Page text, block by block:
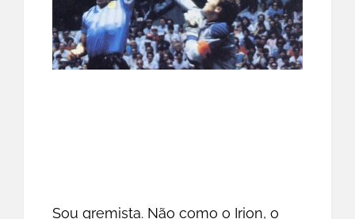
Sou gremista. Não como o Irion, o